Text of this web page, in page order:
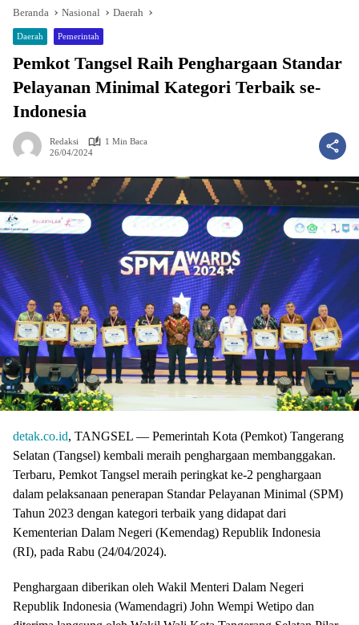
Beranda Nasional Daerah
Daerah Pemerintah
Pemkot Tangsel Raih Penghargaan Standar
Pelayanan Minimal Kategori Terbaik se-
Indonesia
Redaksi
1 Min Baca
26/04/2024
detak.co.id, TANGSEL — Pemerintah Kota (Pemkot) Tangerang
Selatan (Tangsel) kembali meraih penghargaan membanggakan.
Terbaru, Pemkot Tangsel meraih peringkat ke-2 penghargaan
dalam pelaksanaan penerapan Standar Pelayanan Minimal (SPM)
Tahun 2023 dengan kategori terbaik yang didapat dari
Kementerian Dalam Negeri (Kemendag) Republik Indonesia
(RI), pada Rabu (24/04/2024).
Penghargaan diberikan oleh Wakil Menteri Dalam Negeri
Republik Indonesia (Wamendagri) John Wempi Wetipo dan